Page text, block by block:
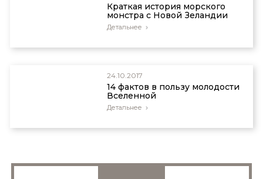
Краткая история морского
монстра с Новой Зеландии
Детальнее
24.10.2017
14 фактов в пользу молодости
Вселенной
Детальнее